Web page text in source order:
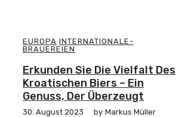
EUROPA INTERNATIONALE-
BRAUEREIEN
Erkunden Sie Die Vielfalt Des
Kroatischen Biers – Ein
Genuss, Der Überzeugt
30. August 2023 by Markus Müller